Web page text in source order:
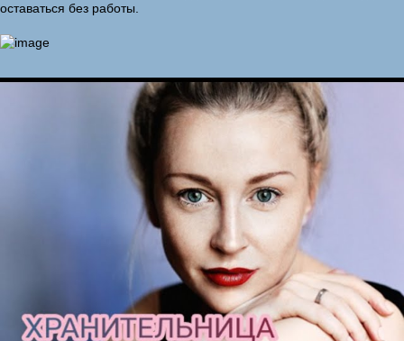
оставаться без работы.